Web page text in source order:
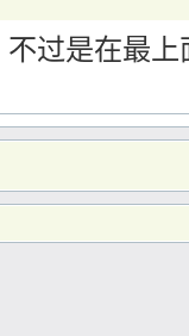
'编辑' (this will throw
blocks/functions.php
过是在最